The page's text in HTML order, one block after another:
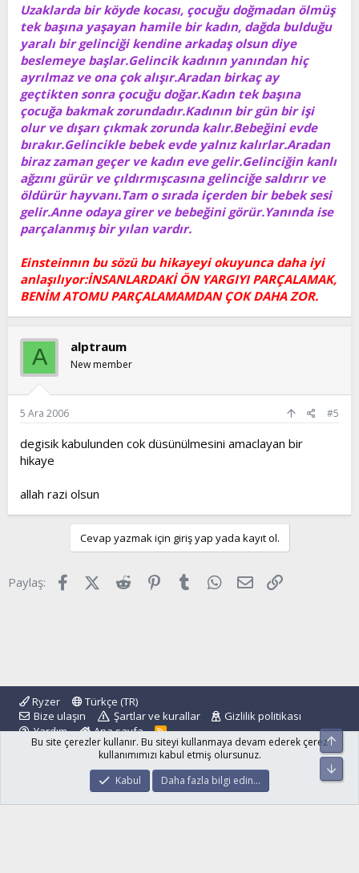
Uzaklarda bir köyde kocası, çocuğu doğmadan ölmüş
tek başına yaşayan hamile bir kadın, dağda bulduğu
yaralı bir gelinciği kendine arkadaş olsun diye
beslemeye başlar.Gelincik kadının yanından hiç
ayrılmaz ve ona çok alışır.Aradan birkaç ay
geçtikten sonra çocuğu doğar.Kadın tek başına
çocuğa bakmak zorundadır.Kadının bir gün bir işi
olur ve dışarı çıkmak zorunda kalır.Bebeğini evde
bırakır.Gelincikle bebek evde yalnız kalırlar.Aradan
biraz zaman geçer ve kadın eve gelir.Gelinciğin kanlı
ağzını gürür ve çıldırmışcasına gelinciğe saldırır ve
öldürür hayvanı.Tam o sırada içerden bir bebek sesi
gelir.Anne odaya girer ve bebeğini görür.Yanında ise
parçalanmış bir yılan vardır.
Einsteinnın bu sözü bu hikayeyi okuyunca daha iyi
anlaşılıyor:İNSANLARDAKİ ÖN YARGIYI PARÇALAMAK,
BENİM ATOMU PARÇALAMAMDAN ÇOK DAHA ZOR.
A alptraum
New member
5 Ara 2006 #5
degisik kabulunden cok düsünülmesini amaclayan bir
hikaye
allah razi olsun
Cevap yazmak için giriş yap yada kayıt ol.
Paylaş: FacebookX (Twitter)
Reddit Pinterest
Tumblr WhatsApp
E-posta
Ryzer
Türkçe (TR)
Bize ulaşın
Şartlar ve kurallar
Gizlilik politikası
Yardım
Ana sayfa
R
S
S
Community platform by XenForo ® © 2010-2024 XenForo Ltd.
© 2001 - 2024
Bu site çerezler kullanır. Bu siteyi kullanmaya devam ederek çerez
kullanımımızı kabul etmiş olursunuz.
Kabul
Daha fazla bilgi edin…
Üst
Alt